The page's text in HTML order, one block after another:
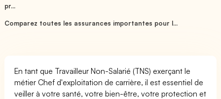
pr...
Comparez toutes les assurances importantes pour l...
En tant que Travailleur Non-Salarié (TNS) exerçant le
métier Chef d'exploitation de carrière, il est essentiel de
veiller à votre santé, votre bien-être, votre protection et